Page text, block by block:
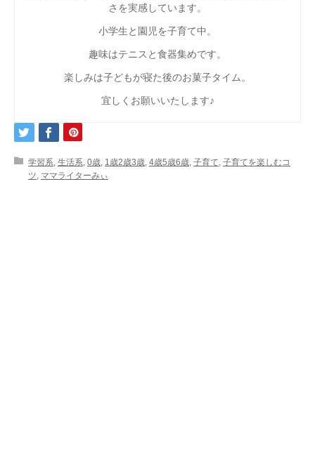
さを実感しています。
小学生と園児を子育て中。
趣味はテニスと食器集めです。
楽しみは子どもが寝た後のお菓子タイム。
宜しくお願いいたします♪
学習系 生活系 0歳 1歳2歳3歳 4歳5歳6歳 子育て 子育てを楽しむコ
ツ ママライターみぃ